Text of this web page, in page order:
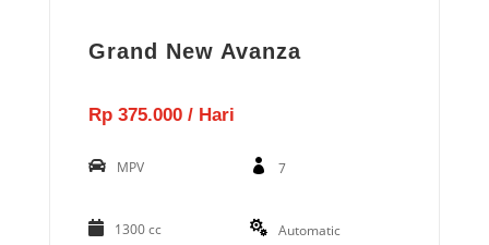
Grand New Avanza
Rp 375.000 / Hari
MPV 7
1300 cc Automatic